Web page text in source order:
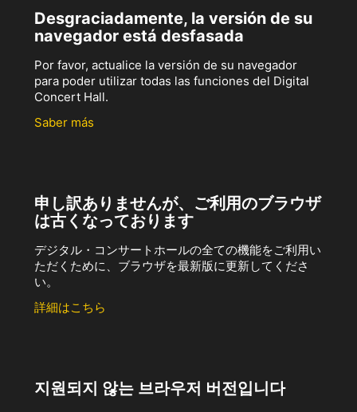
Desgraciadamente, la versión de su
navegador está desfasada
Por favor, actualice la versión de su navegador
para poder utilizar todas las funciones del Digital
Concert Hall.
Saber más
申し訳ありませんが、ご利用のブラウザ
は古くなっております
デジタル・コンサートホールの全ての機能をご利用い
ただくために、ブラウザを最新版に更新してくださ
い。
詳細はこちら
지원되지 않는 브라우저 버전입니다